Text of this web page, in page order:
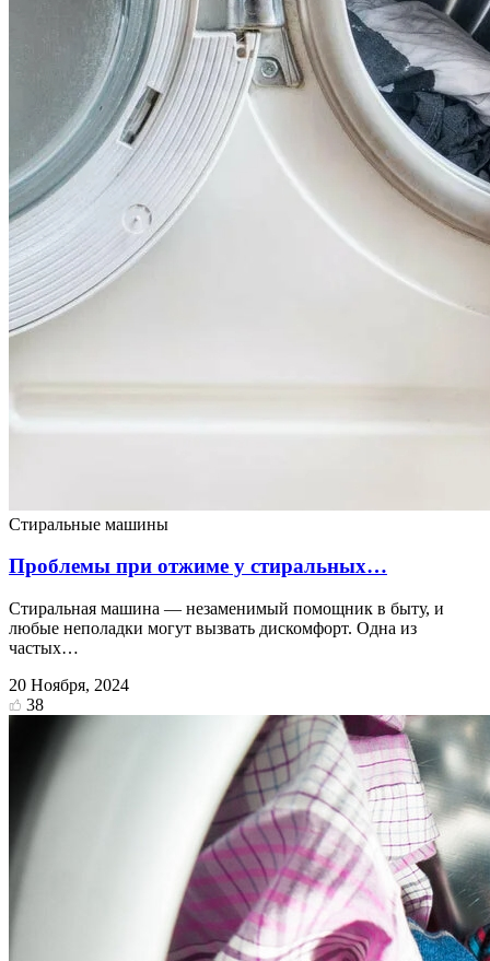
Стиральные машины
Проблемы при отжиме у стиральных…
Стиральная машина — незаменимый помощник в быту, и
любые неполадки могут вызвать дискомфорт. Одна из
частых…
20 Ноября, 2024
38